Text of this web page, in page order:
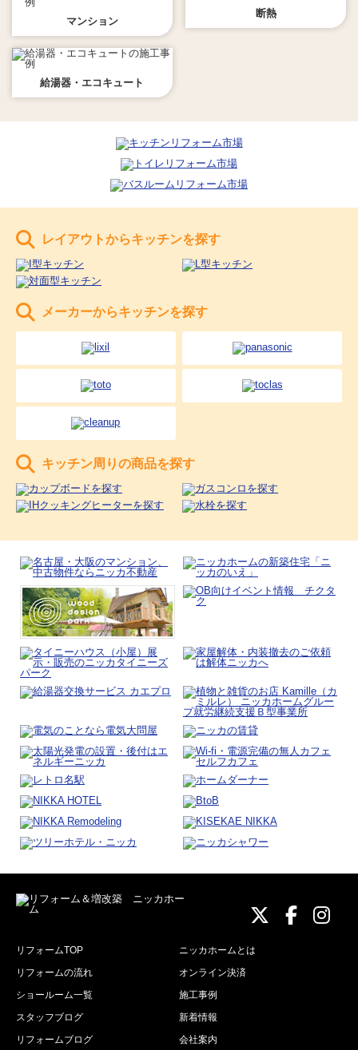
マンション
断熱
給湯器・エコキュート
レイアウトからキッチンを探す
メーカーからキッチンを探す
キッチン周りの商品を探す
ニッカ
ニッニ
リフォームTOP
ニッカホームとは
リフォームの流れ
オンライン決済
ショールーム一覧
施工事例
スタッフブログ
新着情報
リフォームブログ
会社案内